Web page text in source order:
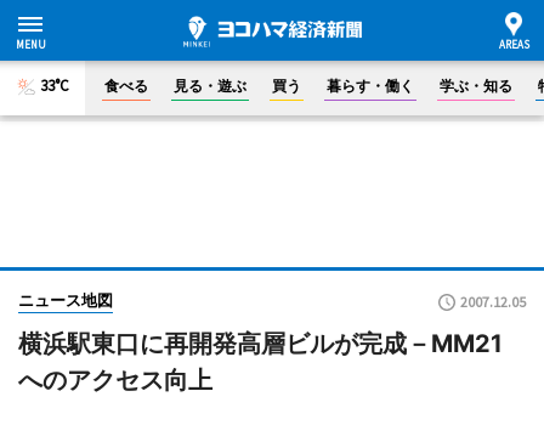
33°C 食べる 見る・遊ぶ 買う 暮らす・働く 学ぶ・知る
ニュース地図 2007.12.05
横浜駅東口に再開発高層ビルが完成－MM21
へのアクセス向上